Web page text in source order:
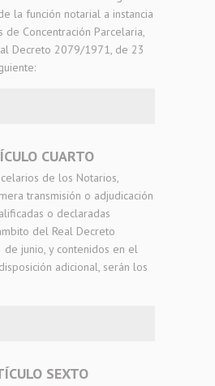
la función notarial a instancia
de Concentración Parcelaria,
Decreto 2079/1971, de 23
CUARTO
de los Notarios,
transmisión o adjudicación
o declaradas
del Real Decreto
junio, y contenidos en el
adicional, serán los
SEXTO